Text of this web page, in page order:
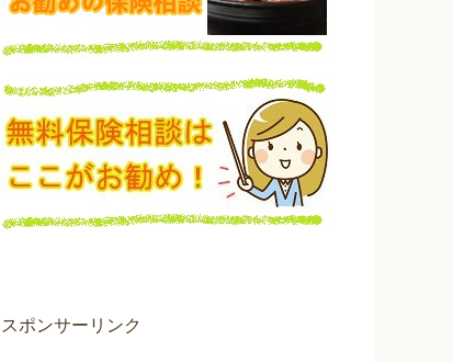
スポンサーリンク